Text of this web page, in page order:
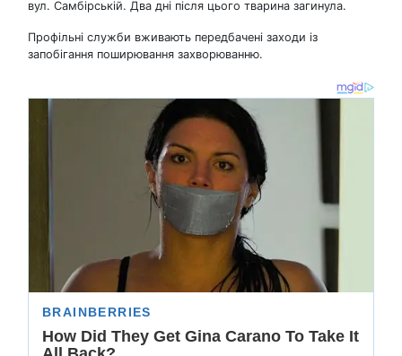
вул. Самбірській. Два дні після цього тварина загинула.
Профільні служби вживають передбачені заходи із
запобігання поширювання захворюванню.